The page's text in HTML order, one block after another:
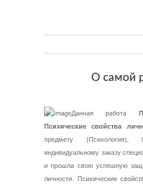
О самой
Данная работа
Психические свойства
предмету
индивидуальному заказу
и прошла свою успешную
личности. Психические